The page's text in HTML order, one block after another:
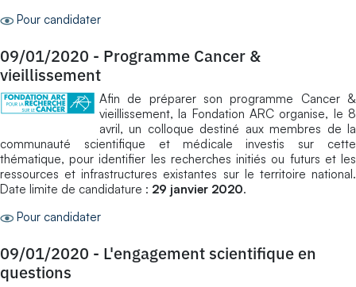
Pour candidater
09/01/2020 - Programme Cancer &
vieillissement
Afin de préparer son programme Cancer &
vieillissement, la Fondation ARC organise, le 8
avril, un colloque destiné aux membres de la
communauté scientifique et médicale investis sur cette
thématique, pour identifier les recherches initiés ou futurs et les
ressources et infrastructures existantes sur le territoire national.
Date limite de candidature : 29 janvier 2020.
Pour candidater
09/01/2020 - L'engagement scientifique en
questions